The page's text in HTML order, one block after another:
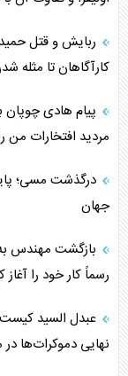
ربایش و قتل
کارآگاهان تا مثله
پیام هادی
مردید افتخارات من
جهان
بازگشت مهندس
رسماً کار خود را آغاز
عبدل السید
نهایی دموکرات‌ها